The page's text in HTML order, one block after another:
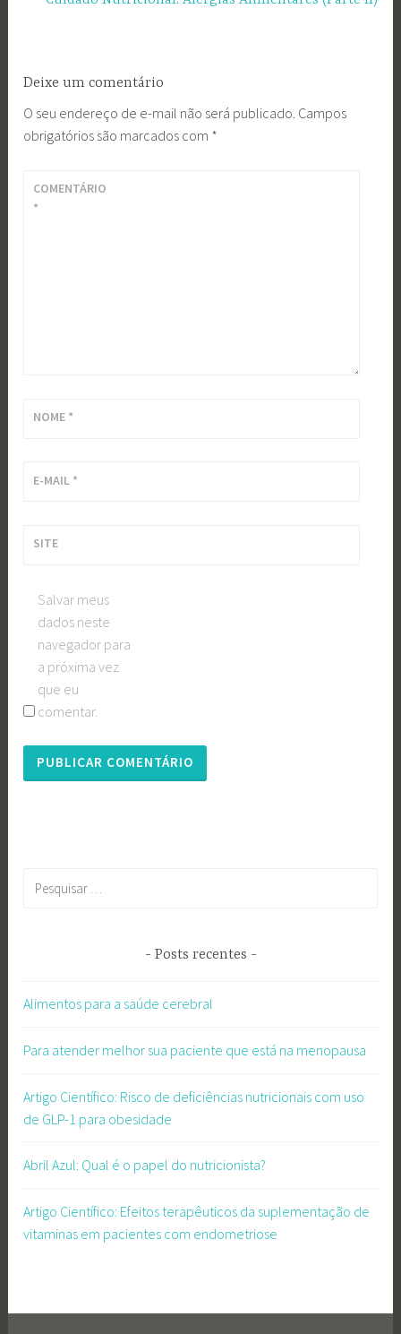
Deixe um comentário
O seu endereço de e-mail não será publicado. Campos
obrigatórios são marcados com *
COMENTÁRIO
*
NOME *
E-MAIL *
SITE
Salvar meus
dados neste
navegador para
a próxima vez
que eu
comentar.
Posts recentes
Alimentos para a saúde cerebral
Para atender melhor sua paciente que está na menopausa
Artigo Científico: Risco de deficiências nutricionais com uso
de GLP-1 para obesidade
Abril Azul: Qual é o papel do nutricionista?
Artigo Científico: Efeitos terapêuticos da suplementação de
vitaminas em pacientes com endometriose